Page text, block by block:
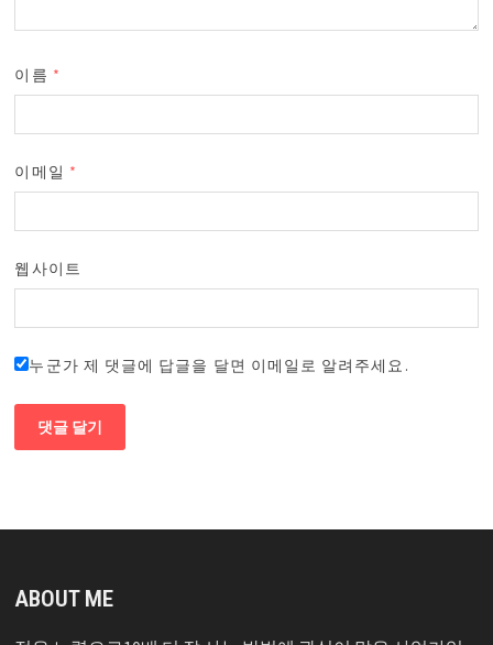
이름 *
이메일 *
웹사이트
누군가 제 댓글에 답글을 달면 이메일로 알려주세요.
ABOUT ME